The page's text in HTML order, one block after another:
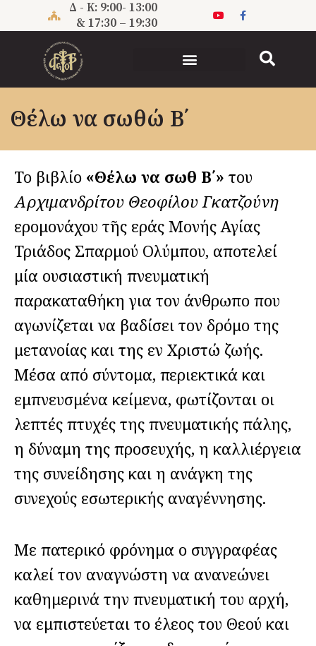
Δ - Κ: 9:00- 13:00
& 17:30 – 19:30
Θέλω να σωθώ B΄
Το βιβλίο «Θέλω να σωθῶ Β΄» του
Αρχιμανδρίτου Θεοφίλου Γκατζούνη
Ἱερομονάχου τῆς Ἱεράς Μονής Αγίας
Τριάδος Σπαρμού Ολύμπου, αποτελεί
μία ουσιαστική πνευματική
παρακαταθήκη για τον άνθρωπο που
αγωνίζεται να βαδίσει τον δρόμο της
μετανοίας και της εν Χριστώ ζωής.
Μέσα από σύντομα, περιεκτικά και
εμπνευσμένα κείμενα, φωτίζονται οι
λεπτές πτυχές της πνευματικής πάλης,
η δύναμη της προσευχής, η καλλιέργεια
της συνείδησης και η ανάγκη της
συνεχούς εσωτερικής αναγέννησης.
Με πατερικό φρόνημα ο συγγραφέας
καλεί τον αναγνώστη να ανανεώνει
καθημερινά την πνευματική του αρχή,
να εμπιστεύεται το έλεος του Θεού και